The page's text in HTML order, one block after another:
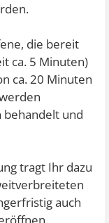
die bereit
ca. 5 Minuten)
ca. 20 Minuten
und
tragt Ihr dazu
auch